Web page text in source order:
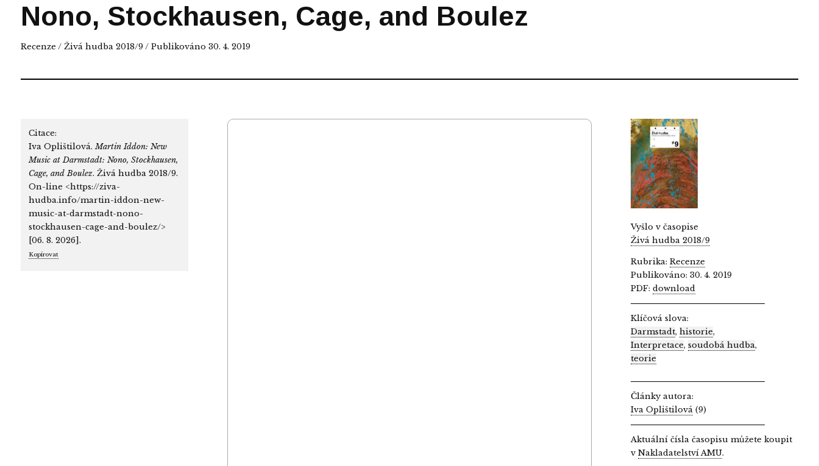
Nono, Stockhausen, Cage, and Boulez
Recenze / Živá hudba 2018/9/ Publikováno 30. 4. 2019
Citace:
Iva Oplištilová.Martin Iddon: New
Music at Darmstadt: Nono, Stockhausen,
Cage, and Boulez. Živá hudba 2018/9.
On-line <https://ziva-
hudba.info/martin-iddon-new-
music-at-darmstadt-nono-
stockhausen-cage-and-boulez/>
[06. 8. 2026].
Kopírovat
Vyšlo v časopise
Živá hudba 2018/9
Rubrika:Recenze
Publikováno: 30. 4. 2019
PDF:download
Klíčová slova:
Darmstadt,historie,
Interpretace,soudobá hudba,
teorie
Články autora:
Iva Oplištilová (9)
Aktuální čísla časopisu můžete koupit
vNakladatelství AMU.